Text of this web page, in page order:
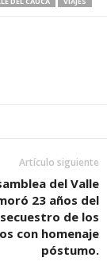
Artículo siguiente
del Valle
23 años del
secuestro de los
con homenaje
póstumo.